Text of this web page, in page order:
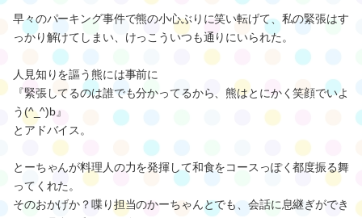
早々のパーキング事件で熊の小心ぶりに笑い転げて、私の緊張はす
っかり解けてしまい、けっこういつも通りにいられた。
人見知りを謳う熊には事前に
『緊張してるのは誰でも分かってるから、熊はとにかく笑顔でいよ
う(^_^)b』
とアドバイス。
とーちゃんが料理人の力を発揮して和食をコースっぽく都度振る舞
ってくれた。
そのおかげか？喋り担当のかーちゃんとでも、会話に息継ぎができ